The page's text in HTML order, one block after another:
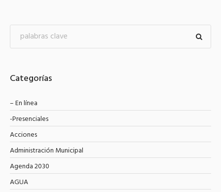
Categorías
– En línea
-Presenciales
Acciones
Administración Municipal
Agenda 2030
AGUA